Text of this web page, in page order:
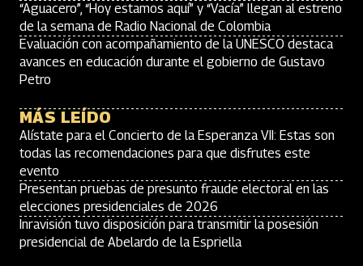
“Aguacero”, “Hoy estamos aquí” y “Vacía” llegan al estreno
de la semana de Radio Nacional de Colombia
Evaluación con acompañamiento de la UNESCO destaca
avances en educación durante el gobierno de Gustavo
Petro
MÁS LEÍDO
Alístate para el Concierto de la Esperanza VII: Estas son
todas las recomendaciones para que disfrutes este
evento
Presentan pruebas de presunto fraude electoral en las
elecciones presidenciales de 2026
Inravisión tuvo disposición para transmitir la posesión
presidencial de Abelardo de la Espriella